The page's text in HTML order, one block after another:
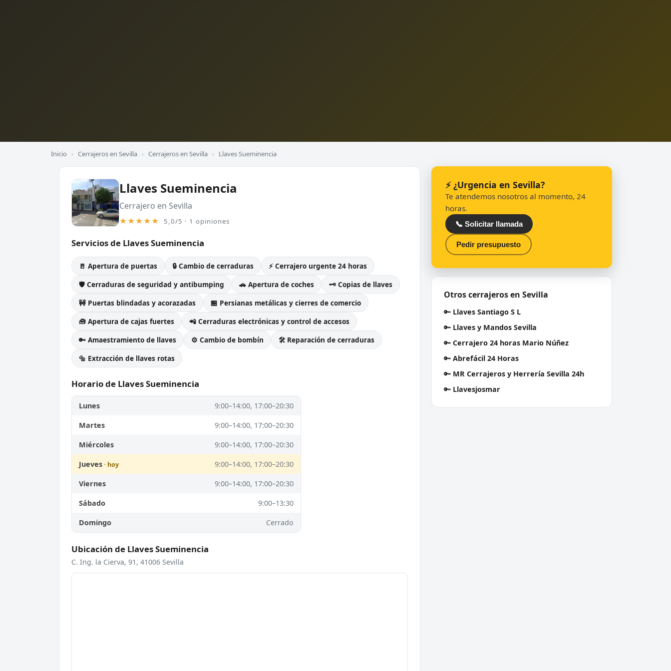
Inicio › Cerrajeros en Sevilla › Cerrajeros en Sevilla › Llaves Sueminencia
Llaves Sueminencia
Cerrajero en Sevilla
★★★★★ 5,0/5 · 1 opiniones
Servicios de Llaves Sueminencia
🚪 Apertura de puertas 🔒 Cambio de cerraduras
⚡ Cerrajero urgente 24 horas
🛡️ Cerraduras de seguridad y antibumping
🚗 Apertura de coches
🗝️ Copias de llaves
🚧 Puertas blindadas y acorazadas
🏪 Persianas metálicas y cierres de comercio
🧰 Apertura de cajas fuertes
📲 Cerraduras electrónicas y control de accesos
🔑 Amaestramiento de llaves
⚙️ Cambio de bombín
🛠️ Reparación de cerraduras
🔩 Extracción de llaves rotas
Horario de Llaves Sueminencia
Lunes 9:00–14:00, 17:00–20:30
Martes 9:00–14:00, 17:00–20:30
Miércoles 9:00–14:00, 17:00–20:30
Jueves 9:00–14:00, 17:00–20:30
Viernes 9:00–14:00, 17:00–20:30
Sábado 9:00–13:30
Domingo Cerrado
Ubicación de Llaves Sueminencia
C. Ing. la Cierva, 91, 41006 Sevilla
⚡ ¿Urgencia en Sevilla?
Te atendemos nosotros al momento, 24
horas.
📞 Solicitar llamada
Pedir presupuesto
Otros cerrajeros en Sevilla
🔑 Llaves Santiago S L
🔑 Llaves y Mandos Sevilla
🔑 Cerrajero 24 horas Mario Núñez
🔑 Abrefácil 24 Horas
🔑 MR Cerrajeros y Herrería Sevilla 24h
🔑 Llavesjosmar